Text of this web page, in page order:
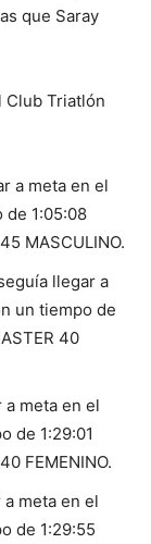
que Saray
Club Triatlón
a meta en el
de 1:05:08
MASCULINO.
llegar a
un tiempo de
40
meta en el
de 1:29:01
FEMENINO.
meta en el
de 1:29:55